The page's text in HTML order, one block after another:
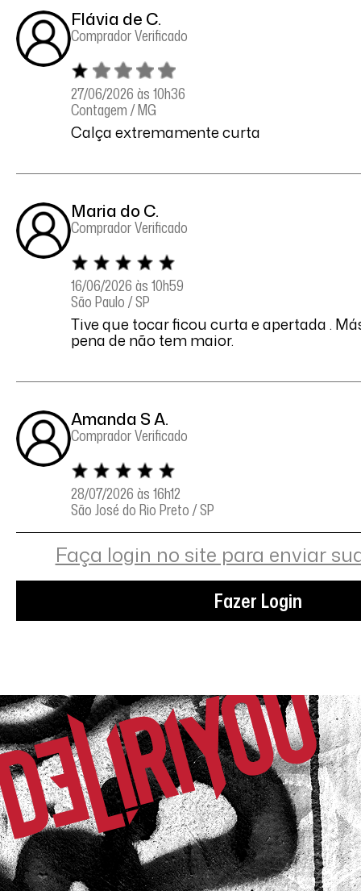
Flávia de C.
Comprador Verificado
27/06/2026 às 10h36
Contagem / MG
Calça extremamente curta
Maria do C.
Comprador Verificado
16/06/2026 às 10h59
São Paulo / SP
Tive que tocar ficou curta e apertada .
pena de não tem maior.
Amanda S A.
Comprador Verificado
28/07/2026 às 16h12
São José do Rio Preto / SP
Simplesmente perfeito!
Comprador Verificado
Mauá / SP
Confortável elegante fica perfeita no
Faça login no site para enviar
Fazer Login